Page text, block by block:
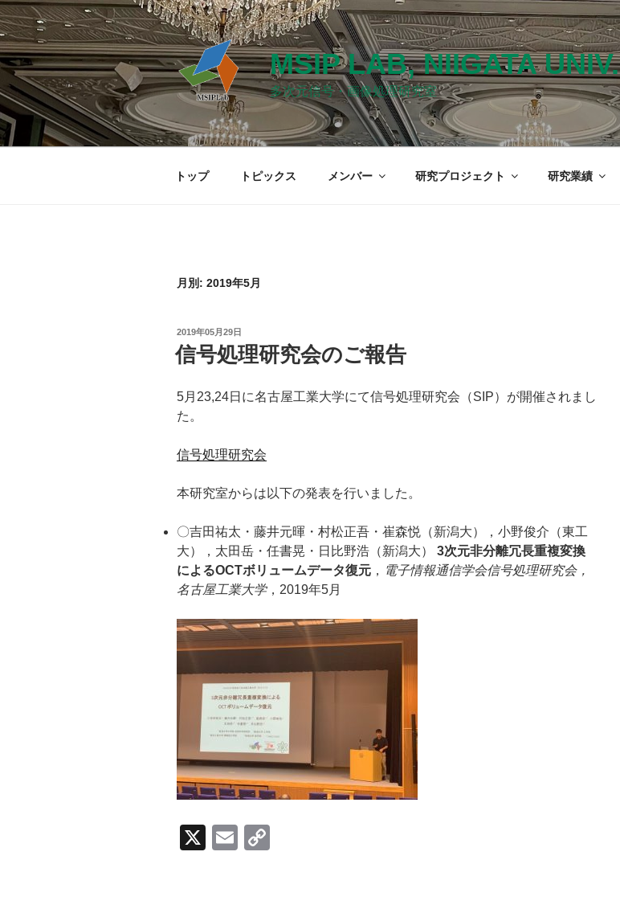
コ
ン
テ
ン
ツ
へ
ス
キ
MSIP LAB, NIIGATA UNIV.
多次元信号・画像処理研究室
トップ トピックス メンバー 研究プロジェクト 研究業績
月別: 2019年5月
投
稿
日:
2019年05月29日
信号処理研究会のご報告
5月23,24日に名古屋工業大学にて信号処理研究会（SIP）が開催されまし
た。
信号処理研究会
本研究室からは以下の発表を行いました。
〇吉田祐太・藤井元暉・村松正吾・崔森悦（新潟大），小野俊介（東工
大），太田岳・任書晃・日比野浩（新潟大）
3次元非分離冗長重複変換
によるOCTボリュームデータ復元 ， 電子情報通信学会信号処理研究会，
名古屋工業大学，2019年5月
X
E